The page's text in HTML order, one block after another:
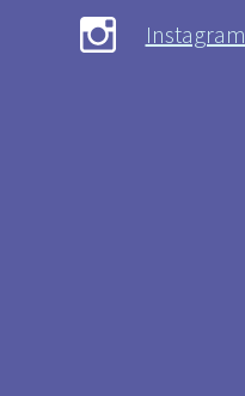
Instagram